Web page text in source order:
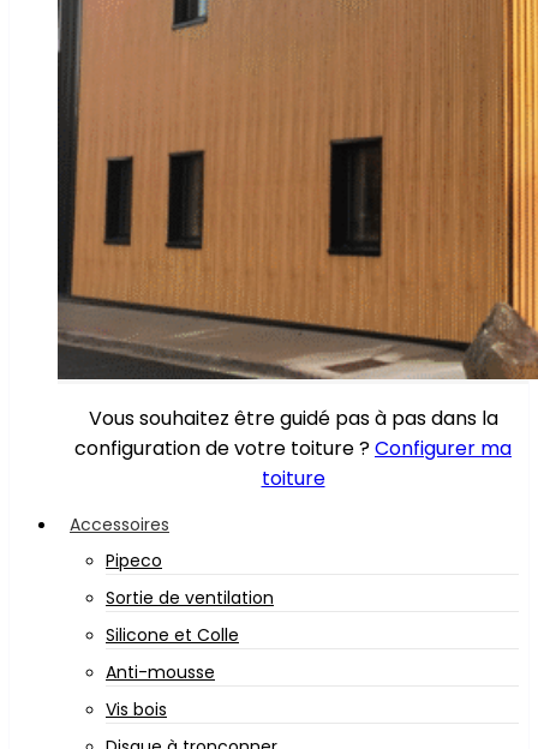
Vous souhaitez être guidé pas à pas dans la
configuration de votre toiture ?Configurer ma
toiture
Accessoires
Pipeco
Sortie de ventilation
Silicone et Colle
Anti-mousse
Vis bois